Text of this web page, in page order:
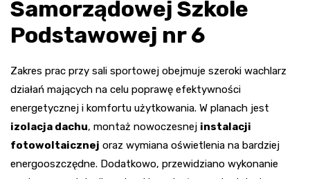
Samorządowej Szkole
Podstawowej nr 6
Zakres prac przy sali sportowej obejmuje szeroki wachlarz
działań mających na celu poprawę efektywności
energetycznej i komfortu użytkowania. W planach jest
izolacja dachu, montaż nowoczesnej instalacji
fotowoltaicznej oraz wymiana oświetlenia na bardziej
energooszczędne. Dodatkowo, przewidziano wykonanie